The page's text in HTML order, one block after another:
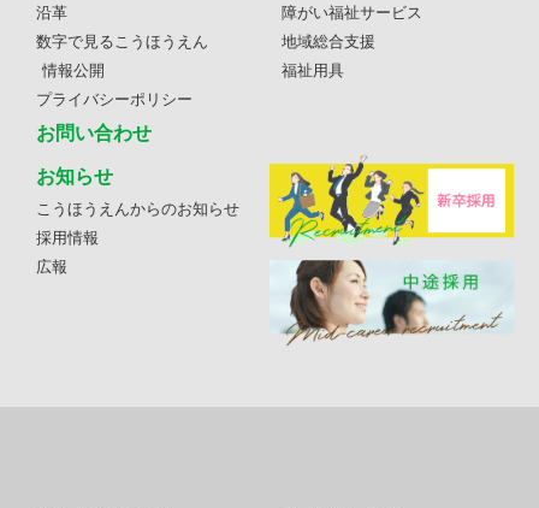
沿革
数字で見るこうほうえん
情報公開
プライバシーポリシー
お問い合わせ
障がい福祉サービス
地域総合支援
福祉用具
お知らせ
こうほうえんからのお知らせ
採用情報
広報